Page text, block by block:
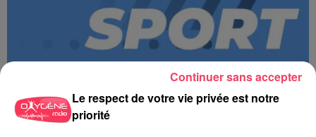
Le respect de votre vie privée est notre
priorité
Continuer sans accepter